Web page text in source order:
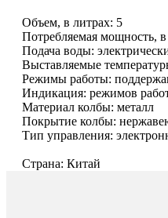
Объем, в литрах: 5
Потребляемая мощность,
Подача воды:
Выставляемые
Режимы работы:
Индикация: режимов
Материал колбы: металл
Покрытие колбы:
Тип управления:
Страна: Китай